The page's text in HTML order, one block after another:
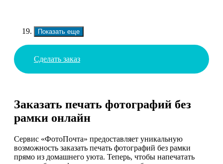
Показать еще
Сделать заказ
Заказать печать фотографий без
рамки онлайн
Сервис «ФотоПочта» предоставляет уникальную
возможность заказать печать фотографий без рамки
прямо из домашнего уюта. Теперь, чтобы напечатать